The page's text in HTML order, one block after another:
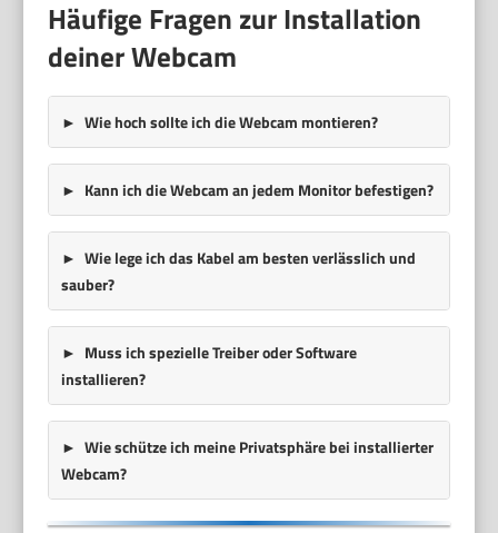
Häufige Fragen zur Installation
deiner Webcam
Wie hoch sollte ich die Webcam montieren?
Kann ich die Webcam an jedem Monitor befestigen?
Wie lege ich das Kabel am besten verlässlich und
sauber?
Muss ich spezielle Treiber oder Software
installieren?
Wie schütze ich meine Privatsphäre bei installierter
Webcam?